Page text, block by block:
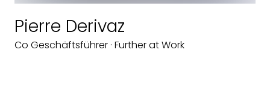
Pierre Derivaz
Co Geschäftsführer · Further at Work